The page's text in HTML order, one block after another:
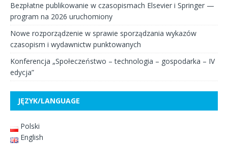
Bezpłatne publikowanie w czasopismach Elsevier i Springer —
program na 2026 uruchomiony
Nowe rozporządzenie w sprawie sporządzania wykazów
czasopism i wydawnictw punktowanych
Konferencja „Społeczeństwo – technologia – gospodarka – IV
edycja”
JĘZYK/LANGUAGE
Polski
English